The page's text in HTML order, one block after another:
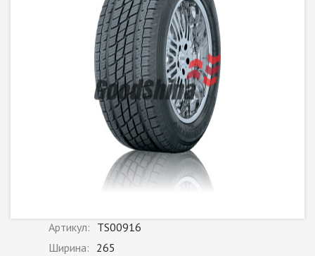
Артикул: TS00916
Ширина: 265